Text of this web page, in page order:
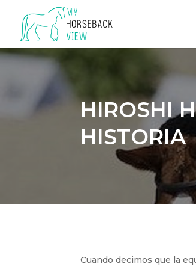
HIROSHI
HISTORIA
Cuando decimos que la